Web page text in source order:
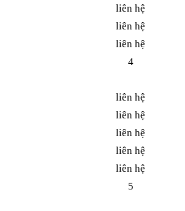
liên hệ
liên hệ
liên hệ
4
liên hệ
liên hệ
liên hệ
liên hệ
liên hệ
5